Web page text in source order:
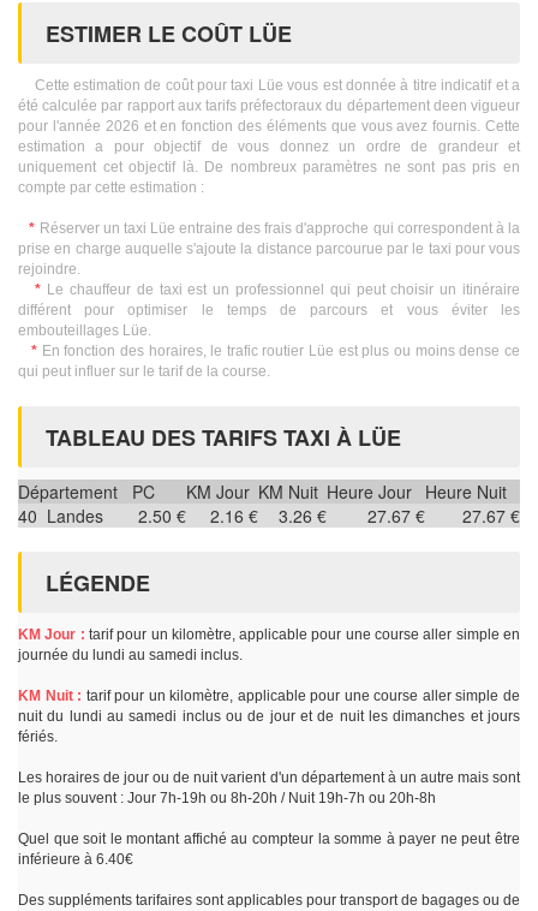
ESTIMER LE COÛT LÜE
Cette estimation de coût pour taxi Lüe vous est donnée à titre indicatif et a
été calculée par rapport aux tarifs préfectoraux du département deen vigueur
pour l'année 2026 et en fonction des éléments que vous avez fournis. Cette
estimation a pour objectif de vous donnez un ordre de grandeur et
uniquement cet objectif là. De nombreux paramètres ne sont pas pris en
compte par cette estimation :
* Réserver un taxi Lüe entraine des frais d'approche qui correspondent à la
prise en charge auquelle s'ajoute la distance parcourue par le taxi pour vous
rejoindre.
* Le chauffeur de taxi est un professionnel qui peut choisir un itinéraire
différent pour optimiser le temps de parcours et vous éviter les
embouteillages Lüe.
*En fonction des horaires, le trafic routier Lüe est plus ou moins dense ce
qui peut influer sur le tarif de la course.
TABLEAU DES TARIFS TAXI À LÜE
Département PC KM Jour KM Nuit Heure Jour Heure Nuit
40 Landes 2.50 € 2.16 € 3.26 € 27.67 € 27.67 €
LÉGENDE
KM Jour : tarif pour un kilomètre, applicable pour une course aller simple en
journée du lundi au samedi inclus.
KM Nuit : tarif pour un kilomètre, applicable pour une course aller simple de
nuit du lundi au samedi inclus ou de jour et de nuit les dimanches et jours
fériés.
Les horaires de jour ou de nuit varient d'un département à un autre mais sont
le plus souvent : Jour 7h-19h ou 8h-20h / Nuit 19h-7h ou 20h-8h
Quel que soit le montant affiché au compteur la somme à payer ne peut être
inférieure à 6.40€
Des suppléments tarifaires sont applicables pour transport de bagages ou de